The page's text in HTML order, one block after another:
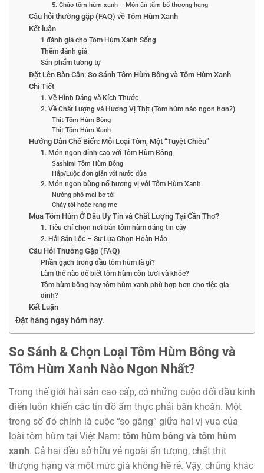
5. Cháo tôm hùm xanh – Món ăn tẩm bổ thượng hạng
Câu hỏi thường gặp (FAQ) về Tôm Hùm Xanh
Kết luận
1 đánh giá cho Tôm Hùm Xanh Sống
Thêm đánh giá
Sản phẩm tương tự
Đặt Lên Bàn Cân: So Sánh Tôm Hùm Bông và Tôm Hùm Xanh
Chi Tiết
1. Về Hình Dáng và Kích Thước
2. Về Chất Lượng và Hương Vị Thịt (Tôm hùm nào ngon hơn?)
Thịt Tôm Hùm Bông
Thịt Tôm Hùm Xanh
Hướng Dẫn Chế Biến: Mỗi Loại Tôm, Một “Tuyệt Chiêu”
1. Món ngon đỉnh cao với Tôm Hùm Bông
Sashimi Tôm Hùm Bông
Hấp/Luộc đơn giản với nước dừa
2. Món ngon bùng nổ hương vị với Tôm Hùm Xanh
Nướng phô mai bơ tỏi
Cháy tỏi hoặc rang me
Mua Tôm Hùm Ở Đâu Uy Tín và Chất Lượng Tại Cần Thơ?
1. Tiêu chí chọn nơi bán tôm hùm đáng tin cậy
2. Hải Sản Lộc – Sự Lựa Chọn Hoàn Hảo
Câu Hỏi Thường Gặp (FAQ)
Phần gạch trong đầu tôm hùm là gì?
Làm thế nào để biết tôm hùm còn tươi và khỏe?
Tôm hùm bông hay tôm hùm xanh phù hợp hơn cho tiệc gia
đình?
Kết Luận
Đặt hàng ngay hôm nay.
So Sánh & Chọn LoạiTôm Hùm Bông và
Tôm Hùm Xanh Nào Ngon Nhất?
Trong thế giới hải sản cao cấp, có những cuộc đối đầu kinh
điển luôn khiến các tín đồ ẩm thực phải băn khoăn. Một
trong số đó chính là cuộc “so găng” giữa hai vị vua của
loài tôm hùm tại Việt Nam: tôm hùm bông và tôm hùm
xanh. Cả hai đều sở hữu vẻ ngoài ấn tượng, chất thịt
thượng hạng và một mức giá không hề rẻ. Vậy, chúng khác